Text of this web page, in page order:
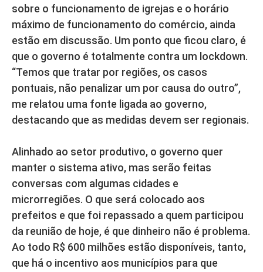
sobre o funcionamento de igrejas e o horário
máximo de funcionamento do comércio, ainda
estão em discussão. Um ponto que ficou claro, é
que o governo é totalmente contra um lockdown.
“Temos que tratar por regiões, os casos
pontuais, não penalizar um por causa do outro”,
me relatou uma fonte ligada ao governo,
destacando que as medidas devem ser regionais.
Alinhado ao setor produtivo, o governo quer
manter o sistema ativo, mas serão feitas
conversas com algumas cidades e
microrregiões. O que será colocado aos
prefeitos e que foi repassado a quem participou
da reunião de hoje, é que dinheiro não é problema.
Ao todo R$ 600 milhões estão disponíveis, tanto,
que há o incentivo aos municípios para que